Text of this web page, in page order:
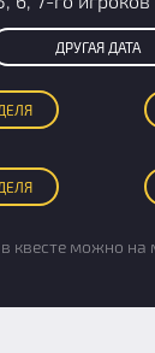
ДРУГАЯ ДАТА
квесте можно на